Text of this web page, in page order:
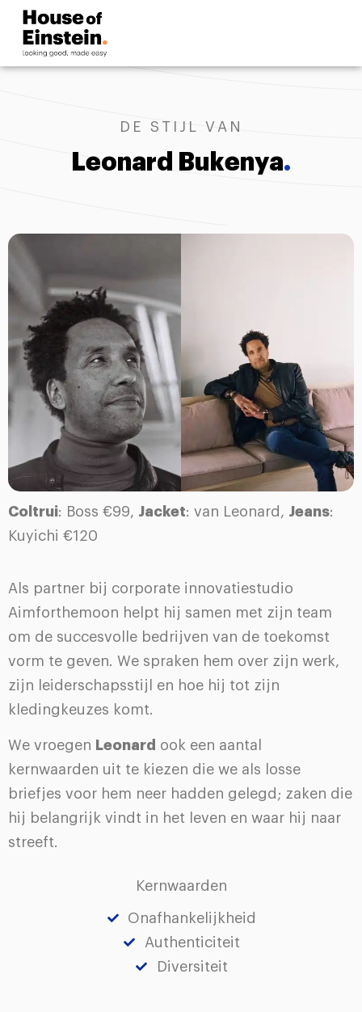
DE STIJL VAN
Leonard Bukenya.
Als partner bij corporate innovatiestudio
Aimforthemoon helpt hij samen met zijn team
om de succesvolle bedrijven van de toekomst
vorm te geven. We spraken hem over zijn werk,
zijn leiderschapsstijl en hoe hij tot zijn
kledingkeuzes komt.
We vroegen Leonard ook een aantal
kernwaarden uit te kiezen die we als losse
briefjes voor hem neer hadden gelegd; zaken die
hij belangrijk vindt in het leven en waar hij naar
streeft.
Kernwaarden
Onafhankelijkheid
Authenticiteit
Diversiteit
Coltrui: Boss €99, Jacket: van Leonard, Jeans:
Kuyichi €120